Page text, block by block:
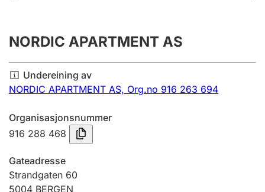
Årsrekneskap
Innsending og forseinkingsgebyr
Tinglysing
Jeger
Betaling og jegeravgiftskort
NORDIC APARTMENT AS
Undereining av
NORDIC APARTMENT AS, Org.no 916 263 694
Organisasjonsnummer
916 288 468
Gateadresse
Strandgaten 60
5004 BERGEN